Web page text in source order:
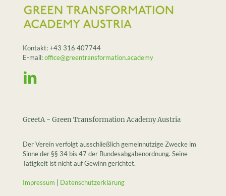
Kontakt:+43 316 407744
E-mail:office@greentransformation.academy
GreetA - Green Transformation Academy Austria
Der Verein verfolgt ausschließlich gemeinnützige Zwecke im
Sinne der §§ 34 bis 47 der Bundesabgabenordnung. Seine
Tätigkeit ist nicht auf Gewinn gerichtet.
Impressum Datenschutzerklärung